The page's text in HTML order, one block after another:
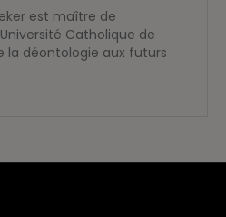
est maître de
Catholique de
la déontologie aux futurs